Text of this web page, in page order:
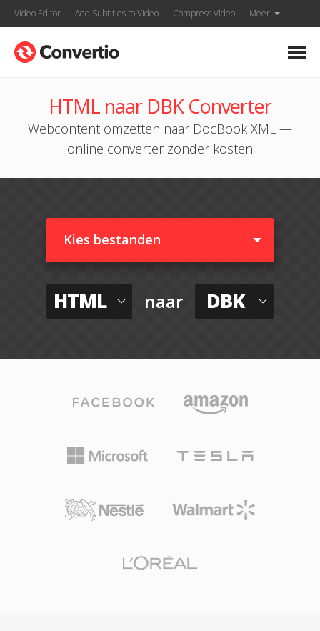
Video Editor Add Subtitles to Video Compress Video Meer
HTML naar DBK Converter
Webcontent omzetten naar DocBook XML —
online converter zonder kosten
Kies bestanden
HTML naar DBK